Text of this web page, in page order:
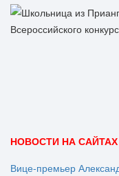
НОВОСТИ НА
Вице‑премьер